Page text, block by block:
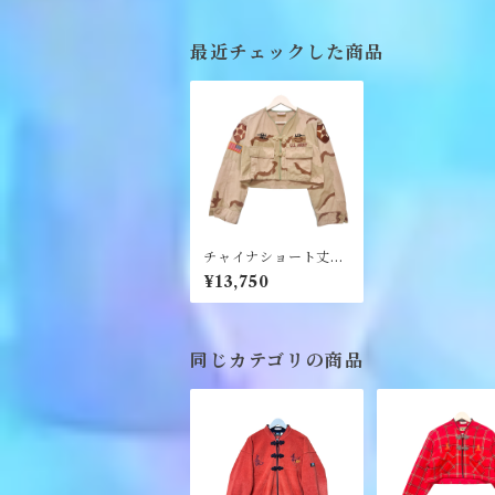
最近チェックした商品
チャイナショート丈ジ
ャケット《オフクワ
ケ》
¥13,750
同じカテゴリの商品